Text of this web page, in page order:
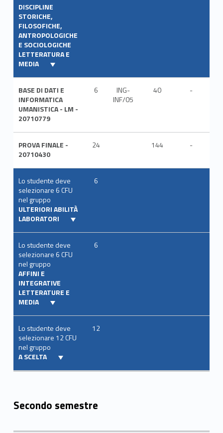
DISCIPLINE
STORICHE,
FILOSOFICHE,
ANTROPOLOGICHE
E SOCIOLOGICHE
LETTERATURA E
MEDIA
BASE DI DATI E
INFORMATICA
UMANISTICA - LM -
20710779
6
ING-
INF/05
40 -
PROVA FINALE -
20710430
24 144 -
Lo studente deve
selezionare 6 CFU
nel gruppo
ULTERIORI ABILITÀ
LABORATORI
6
Lo studente deve
selezionare 6 CFU
nel gruppo
AFFINI E
INTEGRATIVE
LETTERATURE E
MEDIA
6
Lo studente deve
selezionare 12 CFU
nel gruppo
A SCELTA
12
Secondo semestre